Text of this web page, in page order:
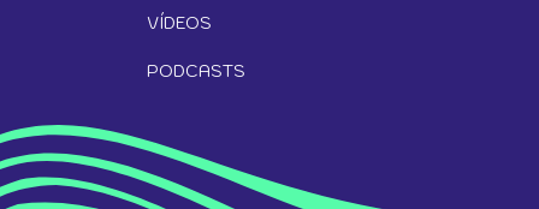
VÍDEOS
PODCASTS